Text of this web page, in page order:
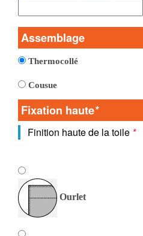
Assemblage
Thermocollé
Cousue
Fixation haute*
Finition haute de la toile *
Ourlet